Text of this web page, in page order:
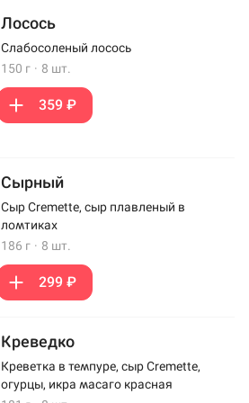
Лосось
Слабосоленый лосось
150 г · 8 шт.
359 ₽
Сырный
Сыр Cremette, сыр плавленый в
ломтиках
186 г · 8 шт.
299 ₽
Креведко
Креветка в темпуре, сыр Cremette,
огурцы, икра масаго красная